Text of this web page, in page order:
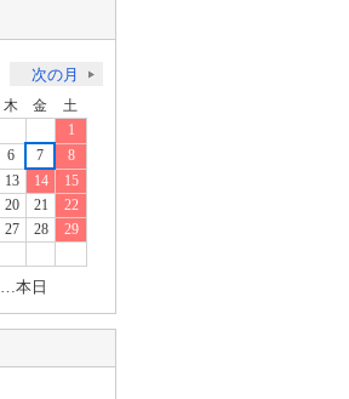
次の月
木 金
土
1
6 7
8
13 14
15
20 21
22
27 28
29
…本日